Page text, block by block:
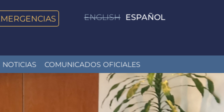
ENGLISH ESPAÑOL
NOTICIAS COMUNICADOS OFICIALES